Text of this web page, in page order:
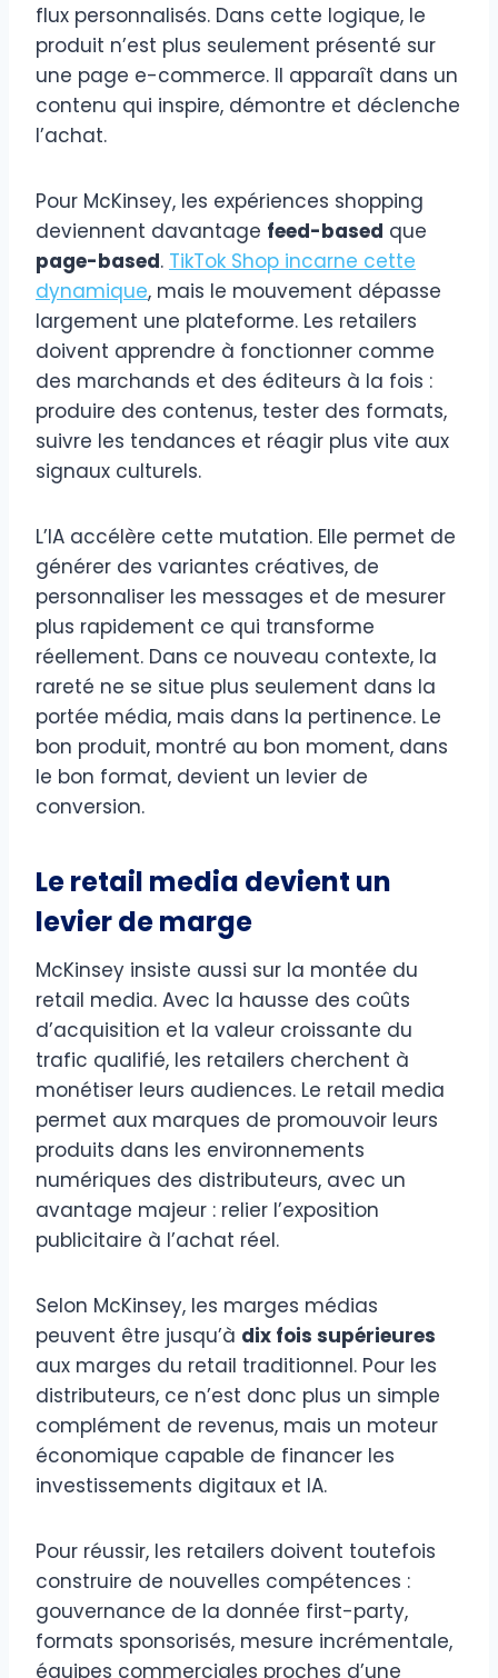
flux personnalisés. Dans cette logique, le
produit n’est plus seulement présenté sur
une page e-commerce. Il apparaît dans un
contenu qui inspire, démontre et déclenche
l’achat.
Pour McKinsey, les expériences shopping
deviennent davantage feed-based que
page-based. TikTok Shop incarne cette
dynamique, mais le mouvement dépasse
largement une plateforme. Les retailers
doivent apprendre à fonctionner comme
des marchands et des éditeurs à la fois :
produire des contenus, tester des formats,
suivre les tendances et réagir plus vite aux
signaux culturels.
L’IA accélère cette mutation. Elle permet de
générer des variantes créatives, de
personnaliser les messages et de mesurer
plus rapidement ce qui transforme
réellement. Dans ce nouveau contexte, la
rareté ne se situe plus seulement dans la
portée média, mais dans la pertinence. Le
bon produit, montré au bon moment, dans
le bon format, devient un levier de
conversion.
Le retail media devient un
levier de marge
McKinsey insiste aussi sur la montée du
retail media. Avec la hausse des coûts
d’acquisition et la valeur croissante du
trafic qualifié, les retailers cherchent à
monétiser leurs audiences. Le retail media
permet aux marques de promouvoir leurs
produits dans les environnements
numériques des distributeurs, avec un
avantage majeur : relier l’exposition
publicitaire à l’achat réel.
Selon McKinsey, les marges médias
peuvent être jusqu’à dix fois supérieures
aux marges du retail traditionnel. Pour les
distributeurs, ce n’est donc plus un simple
complément de revenus, mais un moteur
économique capable de financer les
investissements digitaux et IA.
Pour réussir, les retailers doivent toutefois
construire de nouvelles compétences :
gouvernance de la donnée first-party,
formats sponsorisés, mesure incrémentale,
équipes commerciales proches d’une